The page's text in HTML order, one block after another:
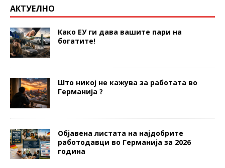
АКТУЕЛНО
Како ЕУ ги дава вашите пари на
богатите!
Што никој не кажува за работата во
Германија ?
Објавена листата на најдобрите
работодавци во Германија за 2026
година